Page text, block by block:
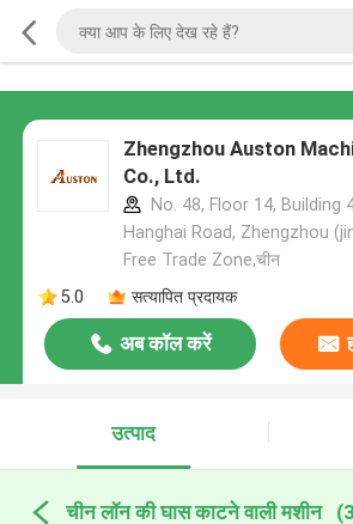
Zhengzhou Auston
Co., Ltd.
No. 48, Floor 14, Building
Hanghai Road, Zhengzhou
Free Trade Zone,चीन
5.0
सत्यापित प्रदायक
अब कॉल करें
उत्पाद
चीन लॉन की घास काटने वाली मशीन